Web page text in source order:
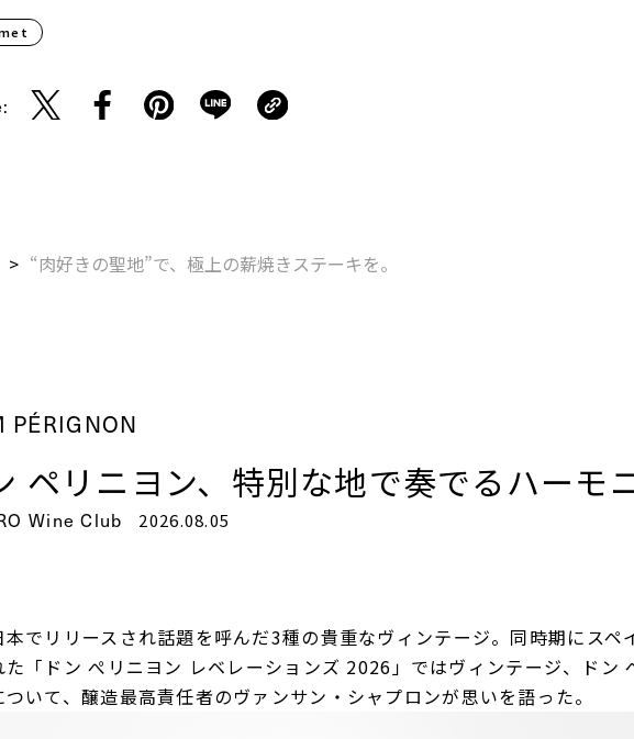
“肉好きの聖地”で、極上の薪焼きステーキを。
PÉRIGNON
ペリニヨン、特別な地で奏でるハーモ
Wine Club 2026.08.05
本でリリースされ話題を呼んだ3種の貴重なヴィンテージ。同時期にスペ
た「ドン ぺリニヨン レベレーションズ 2026」ではヴィンテージ、ドン
ついて、醸造最高責任者のヴァンサン・シャプロンが思いを語った。